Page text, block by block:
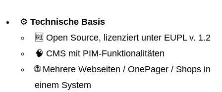
⚙️ Technische Basis
🆓 Open Source, lizenziert unter EUPL v. 1.2
🧠 CMS mit PIM-Funktionalitäten
🌐 Mehrere Webseiten / OnePager / Shops in
einem System